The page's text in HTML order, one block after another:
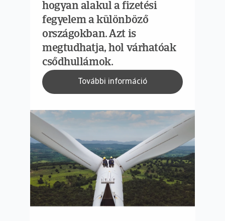
hogyan alakul a fizetési
fegyelem a különböző
országokban. Azt is
megtudhatja, hol várhatóak
csődhullámok.
További információ